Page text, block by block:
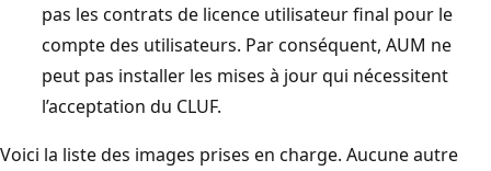
pas les contrats de licence utilisateur final pour le
compte des utilisateurs. Par conséquent, AUM ne
peut pas installer les mises à jour qui nécessitent
l’acceptation du CLUF.
Voici la liste des images prises en charge. Aucune autre